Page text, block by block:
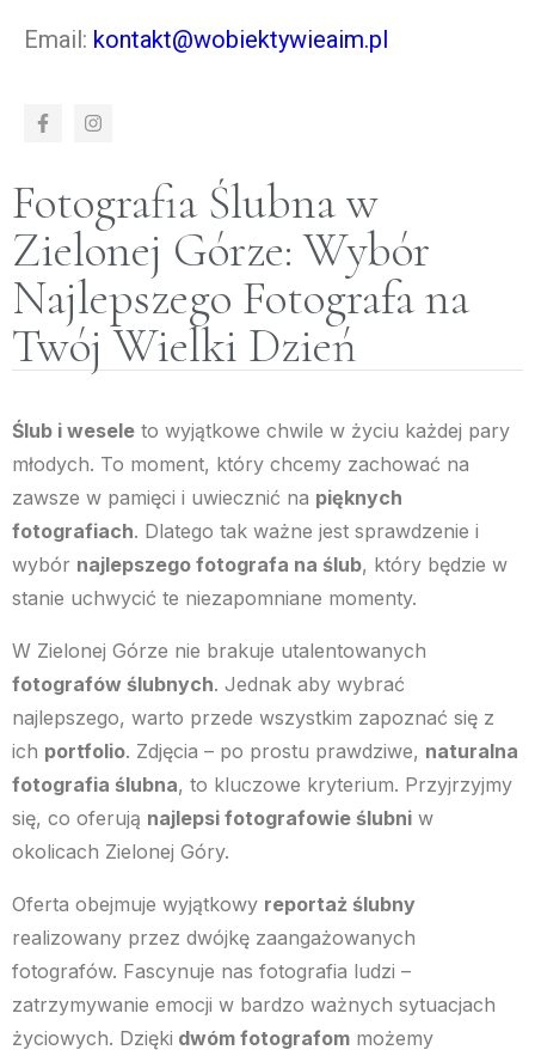
Email: kontakt@wobiektywieaim.pl
Fotografia Ślubna w
Zielonej Górze: Wybór
Najlepszego Fotografa na
Twój Wielki Dzień
Ślub i wesele to wyjątkowe chwile w życiu każdej pary
młodych. To moment, który chcemy zachować na
zawsze w pamięci i uwiecznić na pięknych
fotografiach. Dlatego tak ważne jest sprawdzenie i
wybór najlepszego fotografa na ślub, który będzie w
stanie uchwycić te niezapomniane momenty.
W Zielonej Górze nie brakuje utalentowanych
fotografów ślubnych. Jednak aby wybrać
najlepszego, warto przede wszystkim zapoznać się z
ich portfolio. Zdjęcia – po prostu prawdziwe, naturalna
fotografia ślubna, to kluczowe kryterium. Przyjrzyjmy
się, co oferują najlepsi fotografowie ślubni w
okolicach Zielonej Góry.
Oferta obejmuje wyjątkowy reportaż ślubny
realizowany przez dwójkę zaangażowanych
fotografów. Fascynuje nas fotografia ludzi –
zatrzymywanie emocji w bardzo ważnych sytuacjach
życiowych. Dzięki dwóm fotografom możemy